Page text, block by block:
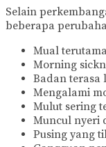
Selain
beberapa
Mual
Morning
Badan terasa
Mengalami
Mulut sering
Muncul nyeri
Pusing yang